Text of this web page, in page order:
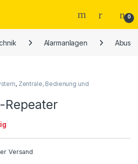
0
Alarmanlagen Abus
, Zentrale, Bedienung und
Repeater
Versand